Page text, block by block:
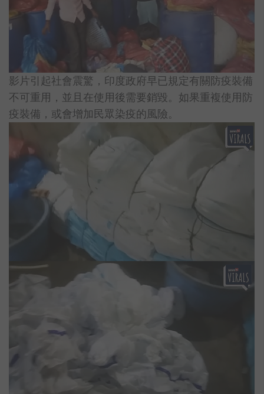
影片引起社會震驚，印度政府早已規定有關防疫裝備
不可重用，並且在使用後需要銷毀。如果重複使用防
疫裝備，或會增加民眾染疫的風險。